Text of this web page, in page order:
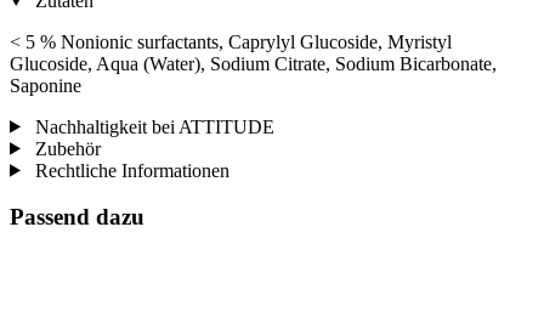
< 5 % Nonionic surfactants, Caprylyl Glucoside, Myristyl
Glucoside, Aqua (Water), Sodium Citrate, Sodium Bicarbonate,
Saponine
Nachhaltigkeit bei ATTITUDE
Zubehör
Rechtliche Informationen
Passend dazu